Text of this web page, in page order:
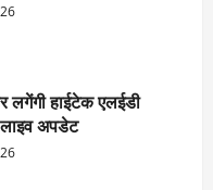
लगेंगी हाईटेक एलईडी
अपडेट